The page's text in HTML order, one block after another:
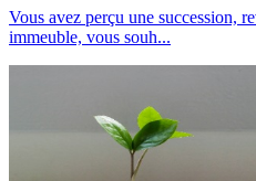
Vous avez perçu une succession,
immeuble, vous souh...